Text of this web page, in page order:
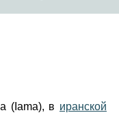
(Iama), в иранской